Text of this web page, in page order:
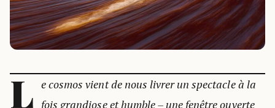
L e cosmos vient de nous livrer un spectacle à la
fois grandiose et humble – une fenêtre ouverte